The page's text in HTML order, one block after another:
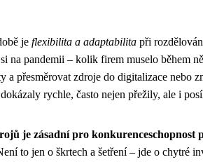
je flexibilita a adaptabilita při
na pandemii – kolik firem muselo během
a přesměrovat zdroje do digitalizace nebo
rychle, často nejen přežily, ale i
je zásadní pro konkurenceschopnost
to jen o škrtech a šetření – jde o chytré